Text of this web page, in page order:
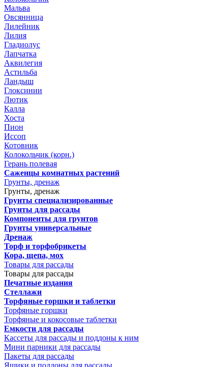
Мальва
Овсянница
Лилейник
Лилия
Гладиолус
Лапчатка
Аквилегия
Астильба
Ландыш
Глоксинии
Лютик
Калла
Хоста
Пион
Иссоп
Котовник
Колокольчик (корн.)
Герань полевая
Саженцы комнатных растений
Грунты, дренаж
Грунты, дренаж
Грунты специализированные
Грунты для рассады
Компоненты для грунтов
Грунты универсальные
Дренаж
Торф и торфобрикеты
Кора, щепа, мох
Товары для рассады
Товары для рассады
Печатные издания
Стеллажи
Торфяные горшки и таблетки
Торфяные горшки
Торфяные и кокосовые таблетки
Емкости для рассады
Кассеты для рассады и поддоны к ним
Мини парники для рассады
Пакеты для рассады
Ящики и поддоны для рассады